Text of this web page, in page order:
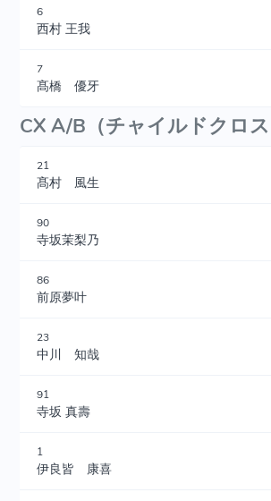
6
西村 王我
7
髙橋 優牙
CX A/B（チャイルドクロス
21
髙村 風生
90
寺坂茉梨乃
86
前原夢叶
23
中川 知哉
91
寺坂 真壽
1
伊良皆 康喜